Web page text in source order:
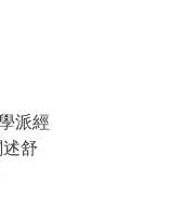
a
to
派經
舒
得以